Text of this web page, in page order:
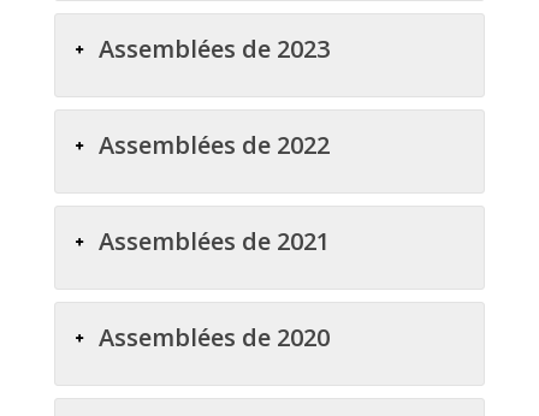
Assemblées de 2023
Assemblées de 2022
Assemblées de 2021
Assemblées de 2020